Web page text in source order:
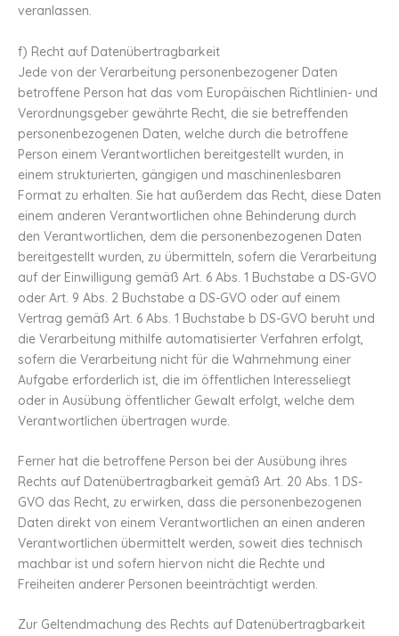
veranlassen.
f) Recht auf Datenübertragbarkeit
Jede von der Verarbeitung personenbezogener Daten
betroffene Person hat das vom Europäischen Richtlinien- und
Verordnungsgeber gewährte Recht, die sie betreffenden
personenbezogenen Daten, welche durch die betroffene
Person einem Verantwortlichen bereitgestellt wurden, in
einem strukturierten, gängigen und maschinenlesbaren
Format zu erhalten. Sie hat außerdem das Recht, diese Daten
einem anderen Verantwortlichen ohne Behinderung durch
den Verantwortlichen, dem die personenbezogenen Daten
bereitgestellt wurden, zu übermitteln, sofern die Verarbeitung
auf der Einwilligung gemäß Art. 6 Abs. 1 Buchstabe a DS-GVO
oder Art. 9 Abs. 2 Buchstabe a DS-GVO oder auf einem
Vertrag gemäß Art. 6 Abs. 1 Buchstabe b DS-GVO beruht und
die Verarbeitung mithilfe automatisierter Verfahren erfolgt,
sofern die Verarbeitung nicht für die Wahrnehmung einer
Aufgabe erforderlich ist, die im öffentlichen Interesseliegt
oder in Ausübung öffentlicher Gewalt erfolgt, welche dem
Verantwortlichen übertragen wurde.
Ferner hat die betroffene Person bei der Ausübung ihres
Rechts auf Datenübertragbarkeit gemäß Art. 20 Abs. 1 DS-
GVO das Recht, zu erwirken, dass die personenbezogenen
Daten direkt von einem Verantwortlichen an einen anderen
Verantwortlichen übermittelt werden, soweit dies technisch
machbar ist und sofern hiervon nicht die Rechte und
Freiheiten anderer Personen beeinträchtigt werden.
Zur Geltendmachung des Rechts auf Datenübertragbarkeit